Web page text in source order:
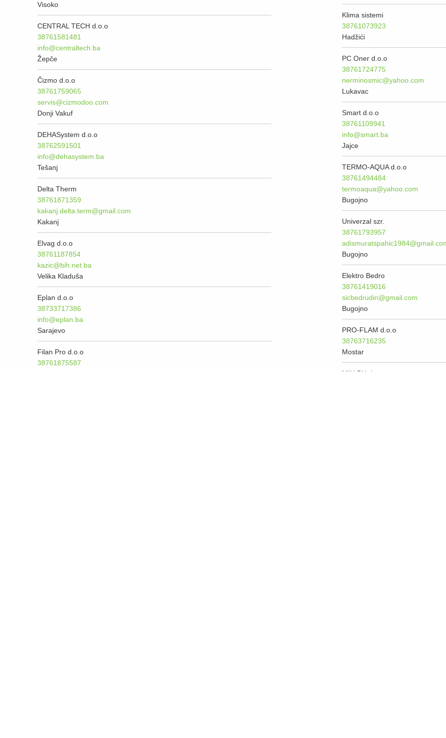
Visoko
CENTRAL TECH d.o.o
38761581481
info@centraltech.ba
Žepče
Čizmo d.o.o
38761759065
servis@cizmodoo.com
Donji Vakuf
DEHASystem d.o.o
38762591501
info@dehasystem.ba
Tešanj
Delta Therm
38761871359
kakanj.delta.term@gmail.com
Kakanj
Elvag d.o.o
38761187854
kazic@bih.net.ba
Velika Kladuša
Eplan d.o.o
38733717386
info@eplan.ba
Sarajevo
Filan Pro d.o.o
38761875587
Klima sistemi
38761073923
Hadžići
PC Oner d.o.o
38761724775
nerminosmic@yahoo.com
Lukavac
Smart d.o.o
38761109941
info@smart.ba
Jajce
TERMO-AQUA d.o.o
38761494484
termoaqua@yahoo.com
Bugojno
Univerzal szr.
38761793957
Bugojno
Elektro Bedro
38761419016
sicbedrudin@gmail.com
Bugojno
PRO-FLAM d.o.o
38763716235
Mostar
MIH BH d.o.o